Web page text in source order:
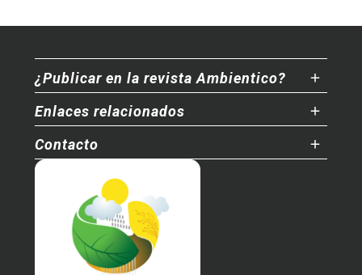
¿Publicar en la revista Ambientico?
Enlaces relacionados
Contacto